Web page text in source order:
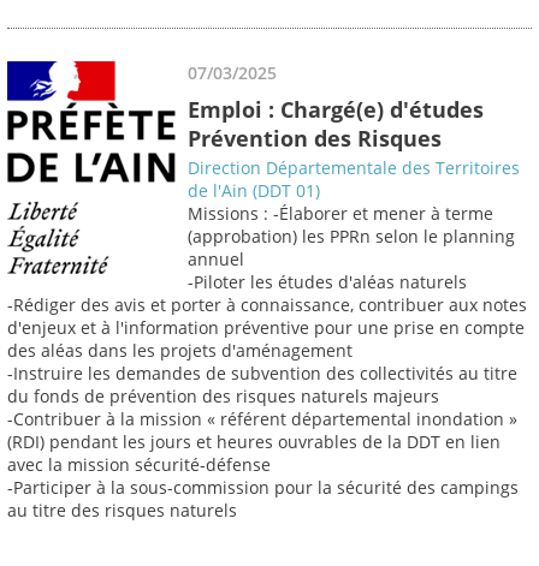
07/03/2025
Emploi : Chargé(e) d'études
Prévention des Risques
Direction Départementale des Territoires
de l'Ain (DDT 01)
Missions : -Élaborer et mener à terme
(approbation) les PPRn selon le planning
annuel
-Piloter les études d'aléas naturels
-Rédiger des avis et porter à connaissance, contribuer aux notes
d'enjeux et à l'information préventive pour une prise en compte
des aléas dans les projets d'aménagement
-Instruire les demandes de subvention des collectivités au titre
du fonds de prévention des risques naturels majeurs
-Contribuer à la mission « référent départemental inondation »
(RDI) pendant les jours et heures ouvrables de la DDT en lien
avec la mission sécurité-défense
-Participer à la sous-commission pour la sécurité des campings
au titre des risques naturels